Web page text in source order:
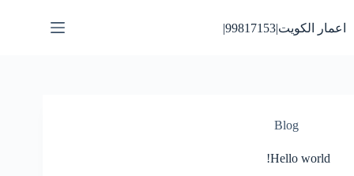
إلى
المحتوى
اعمار الكويت|99817153|
Blog
Hello world!